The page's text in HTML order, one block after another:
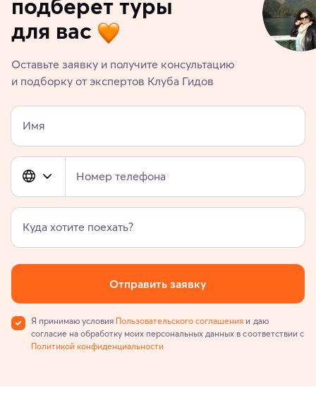
подберет туры
для вас
Оставьте заявку и получите консультацию
и подборку от экспертов Клуба Гидов
Имя
Номер телефона
Куда хотите поехать?
Отправить заявку
Я принимаю условия Пользовательского соглашения и даю
согласие на обработку моих персональных данных в соответствии с
Политикой конфиденциальности